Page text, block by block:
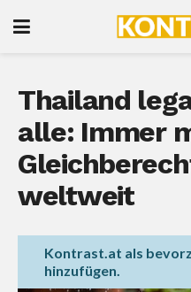
Thailand
alle: Immer
weltweit
Kontrast.at als
hinzufügen.